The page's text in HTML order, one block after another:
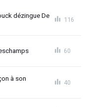
dézingue De
116
60
à son
40